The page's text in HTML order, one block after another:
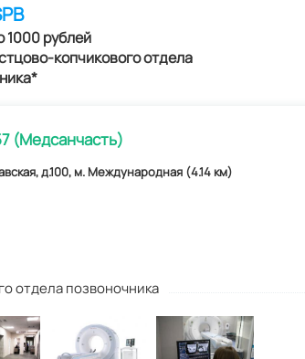
1000 рублей
копчикового отдела
(Медсанчасть)
д.100, м. Международная (4.14 км)
отдела позвоночника